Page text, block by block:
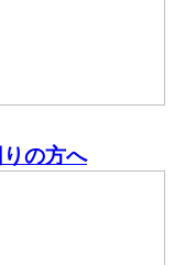
の方へ